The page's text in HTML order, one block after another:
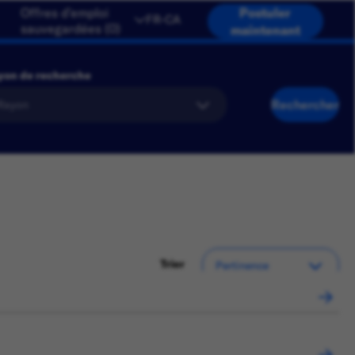
Offres d'emploi
sauvegardées
FR-CA
Postuler
maintenant
de recherche
Rechercher
Trier